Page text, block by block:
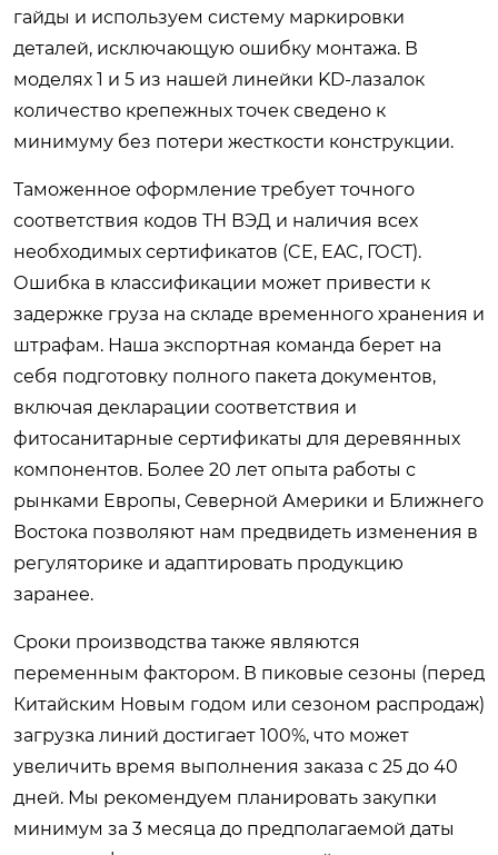
гайды и используем систему маркировки
деталей, исключающую ошибку монтажа. В
моделях 1 и 5 из нашей линейки KD-лазалок
количество крепежных точек сведено к
минимуму без потери жесткости конструкции.
Таможенное оформление требует точного
соответствия кодов ТН ВЭД и наличия всех
необходимых сертификатов (CE, EAC, ГОСТ).
Ошибка в классификации может привести к
задержке груза на складе временного хранения и
штрафам. Наша экспортная команда берет на
себя подготовку полного пакета документов,
включая декларации соответствия и
фитосанитарные сертификаты для деревянных
компонентов. Более 20 лет опыта работы с
рынками Европы, Северной Америки и Ближнего
Востока позволяют нам предвидеть изменения в
регуляторике и адаптировать продукцию
заранее.
Сроки производства также являются
переменным фактором. В пиковые сезоны (перед
Китайским Новым годом или сезоном распродаж)
загрузка линий достигает 100%, что может
увеличить время выполнения заказа с 25 до 40
дней. Мы рекомендуем планировать закупки
минимум за 3 месяца до предполагаемой даты